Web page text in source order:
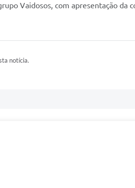
Vaidosos, com apresentação da
notícia.